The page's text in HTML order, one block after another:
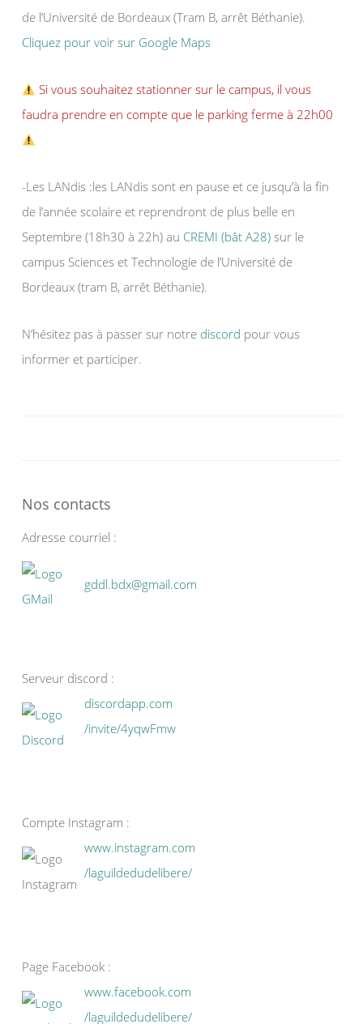
de l’Université de Bordeaux (Tram B, arrêt Béthanie).
Cliquez pour voir sur Google Maps
Si vous souhaitez stationner sur le campus, il vous
faudra prendre en compte que le parking ferme à 22h00
-Les LANdis :les LANdis sont en pause et ce jusqu’à la fin
de l’année scolaire et reprendront de plus belle en
Septembre (18h30 à 22h) au CREMI (bât A28) sur le
campus Sciences et Technologie de l’Université de
Bordeaux (tram B, arrêt Béthanie).
N’hésitez pas à passer sur notre discord pour vous
informer et participer.
Nos contacts
Adresse courriel :
gddl.bdx@gmail.com
Serveur discord :
discordapp.com
/invite/4yqwFmw
Compte Instagram :
www.instagram.com
/laguildedudelibere/
Page Facebook :
www.facebook.com
/laguildedudelibere/